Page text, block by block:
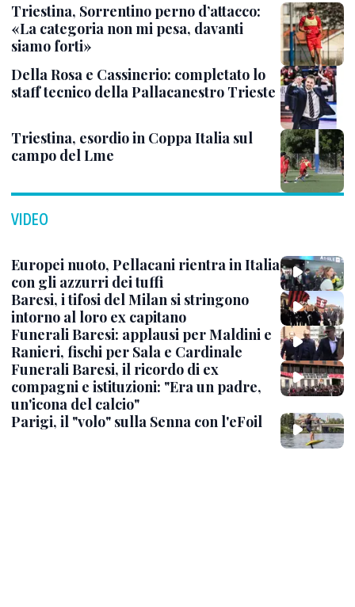
Triestina, Sorrentino perno d’attacco:
«La categoria non mi pesa, davanti
siamo forti»
Della Rosa e Cassinerio: completato lo
staff tecnico della Pallacanestro Trieste
Triestina, esordio in Coppa Italia sul
campo del Lme
VIDEO
Europei nuoto, Pellacani rientra in Italia
con gli azzurri dei tuffi
Baresi, i tifosi del Milan si stringono
intorno al loro ex capitano
Funerali Baresi: applausi per Maldini e
Ranieri, fischi per Sala e Cardinale
Funerali Baresi, il ricordo di ex
compagni e istituzioni: "Era un padre,
un'icona del calcio"
Parigi, il "volo" sulla Senna con l'eFoil